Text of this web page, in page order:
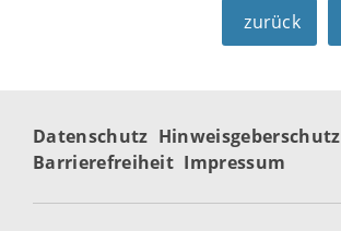
zurück
Datenschutz Hinweisgeberschutz
Barrierefreiheit Impressum